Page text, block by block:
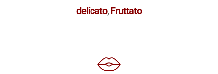
delicato, Fruttato